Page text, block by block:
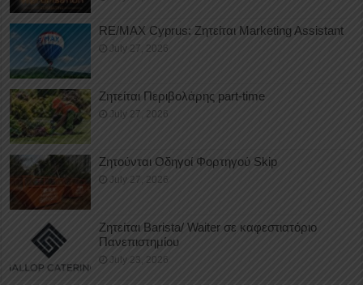
RE/MAX Cyprus: Ζητείται Marketing Assistant
July 27, 2026
Ζητείται Περιβολάρης part-time
July 27, 2026
Ζητούνται Οδηγοί Φορτηγού Skip
July 27, 2026
Ζητείται Barista/ Waiter σε καφεστιατόριο
Πανεπιστημίου
July 23, 2026